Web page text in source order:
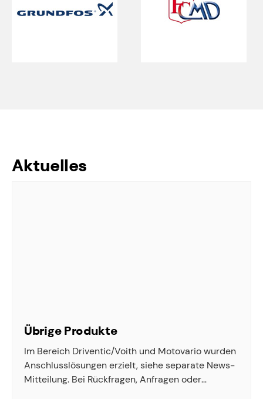
Aktuelles
Übrige Produkte
Im Bereich Driventic/Voith und Motovario wurden
Anschlusslösungen erzielt, siehe separate News-
Mitteilung. Bei Rückfragen, Anfragen oder